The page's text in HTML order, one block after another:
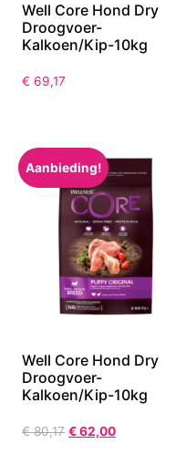
Well Core Hond Dry
Droogvoer-
Kalkoen/Kip-10kg
€ 69,17
Aanbieding!
Well Core Hond Dry
Droogvoer-
Kalkoen/Kip-10kg
€80,17 €62,00